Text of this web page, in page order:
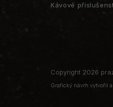
Kávové
Copyright 2026
Grafický návrh vytvořil